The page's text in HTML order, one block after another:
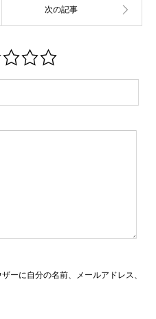
ーに自分の名前、メールアドレス、